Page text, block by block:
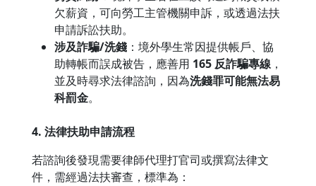
欠薪資，可向勞工主管機關申訴，或透過法扶
申請訴訟扶助。
涉及詐騙/洗錢：境外學生常因提供帳戶、協
助轉帳而誤成被告，應善用 165 反詐騙專線，
並及時尋求法律諮詢，因為洗錢罪可能無法易
科罰金。
4. 法律扶助申請流程
若諮詢後發現需要律師代理打官司或撰寫法律文
件，需經過法扶審查，標準為：